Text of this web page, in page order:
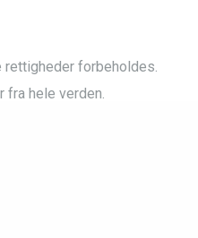
forbeholdes.
fra hele verden.